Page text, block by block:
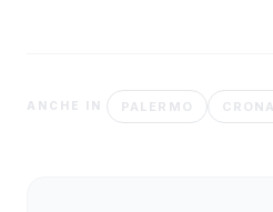
ANCHE IN PALERMO